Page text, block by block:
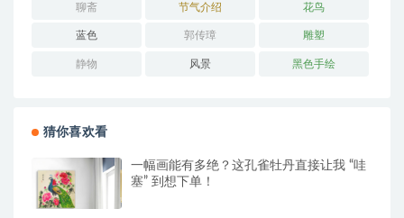
聊斋 节气介绍 花鸟
蓝色 郭传璋 雕塑
静物 风景 黑色手绘
猜你喜欢看
一幅画能有多绝？这孔雀牡丹直接让我 “哇
塞” 到想下单！